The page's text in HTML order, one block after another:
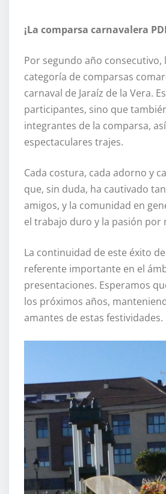
¡La comparsa carnavalera
Por segundo año
categoría de comparsas
carnaval de Jaraíz de la Vera.
participantes, sino que
integrantes de la comparsa,
espectaculares trajes.
Cada costura, cada adorno y
que, sin duda, ha cautivado
amigos, y la comunidad en
el trabajo duro y la pasión por
La continuidad de este éxito
referente importante en el
presentaciones. Esperamos
los próximos años,
amantes de estas festividades.